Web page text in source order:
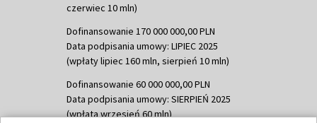
czerwiec 10 mln)
Dofinansowanie 170 000 000,00 PLN
Data podpisania umowy: LIPIEC 2025
(wpłaty lipiec 160 mln, sierpień 10 mln)
Dofinansowanie 60 000 000,00 PLN
Data podpisania umowy: SIERPIEŃ 2025
(wpłata wrzesień 60 mln)